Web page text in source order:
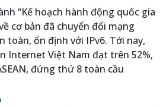
“Kế hoạch hành động quốc gia
cơ bản đã chuyển đổi mạng
toàn, ổn định với IPv6. Tới nay,
Internet Việt Nam đạt trên 52%,
đứng thứ 8 toàn cầu